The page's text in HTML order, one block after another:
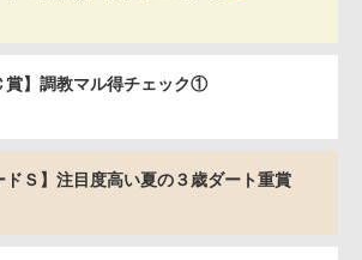
賞】調教マル得チェック①
ドＳ】注目度高い夏の３歳ダート重賞